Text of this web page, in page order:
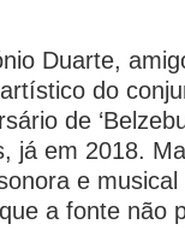
Duarte,
do
de
já em 2018.
e
a fonte não